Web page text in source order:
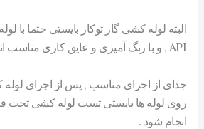
البته لوله کشی گاز توکار بایستی حتما با
API , و با رنگ آمیزی و عایق کاری مناسب انجام شود .
جدای از اجرای مناسب , پس از اجرای
روی لوله ها بایستی تست لوله کشی تحت
انجام شود .